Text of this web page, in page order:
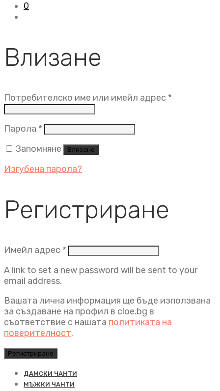
0
Влизане
Потребителско име или имейл адрес *
Парола * Задължително
Запомняне
Влизане
Изгубена парола?
Регистриране
Имейл адрес * Задължително
A link to set a new password will be sent to your
email address.
Вашата лична информация ще бъде използвана
за създаване на профил в cloe.bg в
съответствие с нашата политиката на
поверителност.
Регистриране
ДАМСКИ ЧАНТИ
МЪЖКИ ЧАНТИ